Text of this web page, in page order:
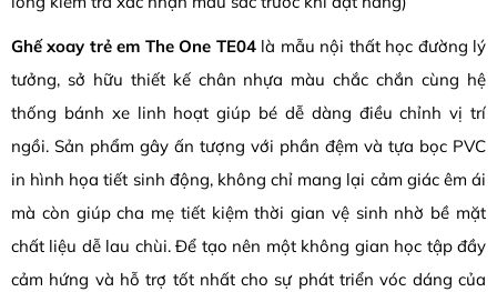
Ghế xoay trẻ em The One TE04là mẫu nội thất học đường lý
tưởng, sở hữu thiết kế chân nhựa màu chắc chắn cùng hệ
thống bánh xe linh hoạt giúp bé dễ dàng điều chỉnh vị trí
ngồi. Sản phẩm gây ấn tượng với phần đệm và tựa bọc PVC
in hình họa tiết sinh động, không chỉ mang lại cảm giác êm ái
mà còn giúp cha mẹ tiết kiệm thời gian vệ sinh nhờ bề mặt
chất liệu dễ lau chùi. Để tạo nên một không gian học tập đầy
cảm hứng và hỗ trợ tốt nhất cho sự phát triển vóc dáng của